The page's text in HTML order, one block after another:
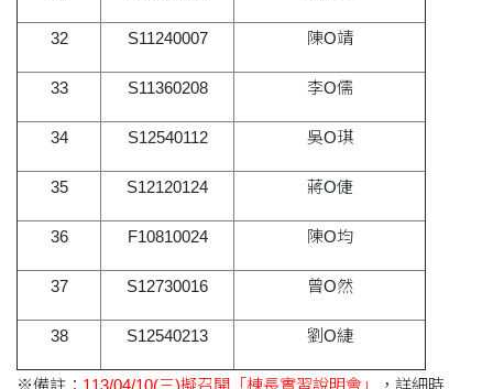
32 S11240007 陳O靖
33 S11360208 李O儒
34 S12540112 吳O琪
35 S12120124 蔣O倢
36 F10810024 陳O均
37 S12730016 曾O然
38 S12540213 劉O緁